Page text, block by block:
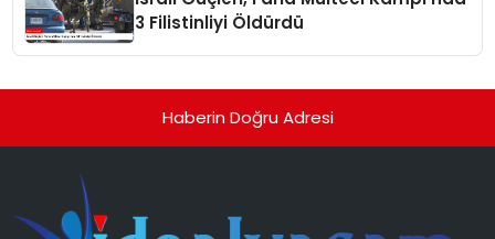
3 Filistinliyi Öldürdü
Haberin Doğru Adresi